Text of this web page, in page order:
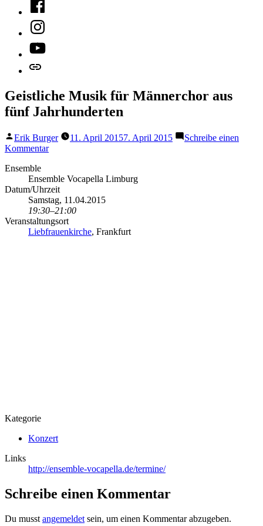
Instagram
YouTube
Mastodon
Geistliche Musik für Männerchor aus
fünf Jahrhunderten
Veröffentlicht
von
Erik Burger 11. April 20157. April 2015
Schreibe einen
Kommentarzu
für
Männerchor
aus
fünf
Jahrhunderten
Ensemble
Ensemble Vocapella Limburg
Datum/Uhrzeit
Samstag, 11.04.2015
19:30–21:00
Veranstaltungsort
Liebfrauenkirche, Frankfurt
Kategorie
Konzert
Links
http://ensemble-vocapella.de/termine/
Schreibe einen Kommentar
Du musst angemeldet sein, um einen Kommentar abzugeben.